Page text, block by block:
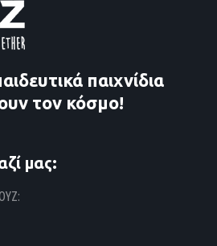
παιχνίδια
τον κόσμο!
μας: